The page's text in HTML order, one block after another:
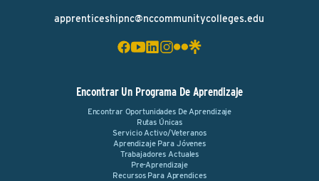
apprenticeshipnc@nccommunitycolleges.edu
Encontrar Un Programa De Aprendizaje
Encontrar Oportunidades De Aprendizaje
Rutas Únicas
Servicio Activo/Veteranos
Aprendizaje Para Jóvenes
Trabajadores Actuales
Pre-Aprendizaje
Recursos Para Aprendices